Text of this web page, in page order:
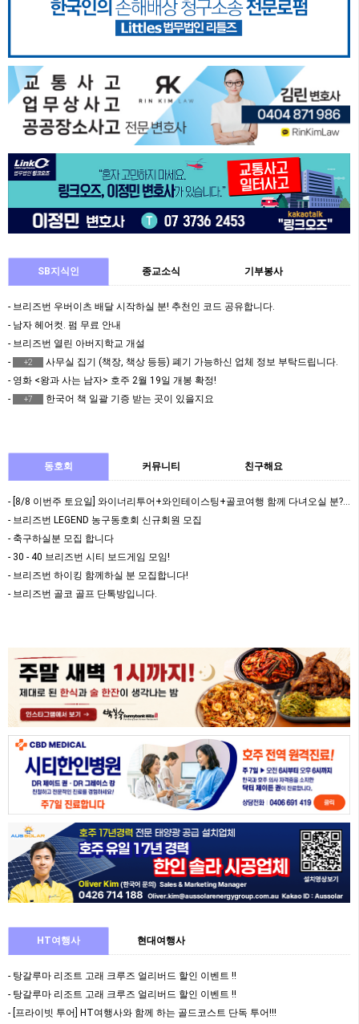
SB지식인 종교소식 기부봉사
- 브리즈번 우버이츠 배달 시작하실 분! 추천인 코드 공유합니다.
- 남자 헤어컷. 펌 무료 안내
- 브리즈번 열린 아버지학교 개설
-
+2
사무실 집기 (책장, 책상 등등) 폐기 가능하신 업체 정보 부탁드립니다.
- 영화 <왕과 사는 남자> 호주 2월 19일 개봉 확정!
-
+7 한국어 책 일괄 기증 받는 곳이 있을지요
동호회 커뮤니티 친구해요
- 브리즈번 LEGEND 농구동호회 신규회원 모집
- 축구하실분 모집 합니다
- 30 - 40 브리즈번 시티 보드게임 모임!
- 브리즈번 하이킹 함께하실 분 모집합니다!
- 브리즈번 골코 골프 단톡방입니다.
HT여행사 현대여행사
- 탕갈루마 리조트 고래 크루즈 얼리버드 할인 이벤트 !!
- 탕갈루마 리조트 고래 크루즈 얼리버드 할인 이벤트 !!
- [프라이빗 투어] HT여행사와 함께 하는 골드코스트 단독 투어!!!